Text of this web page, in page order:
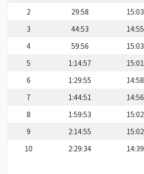
2
29:58 15:03
3
44:53 14:55
4
59:56 15:03
5
1:14:57 15:01
6
1:29:55 14:58
7
1:44:51 14:56
8
1:59:53 15:02
9
2:14:55 15:02
10
2:29:34 14:39